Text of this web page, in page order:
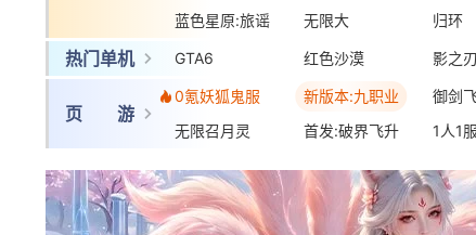
三国:天下归心
梦幻
蓝色星原:旅谣
无限大 归环
热门单机 GTA6 红色沙漠 影之
页 游
0氪妖狐鬼服 新版本:九职业 御剑
无限召月灵
首发:破界飞升 1人1